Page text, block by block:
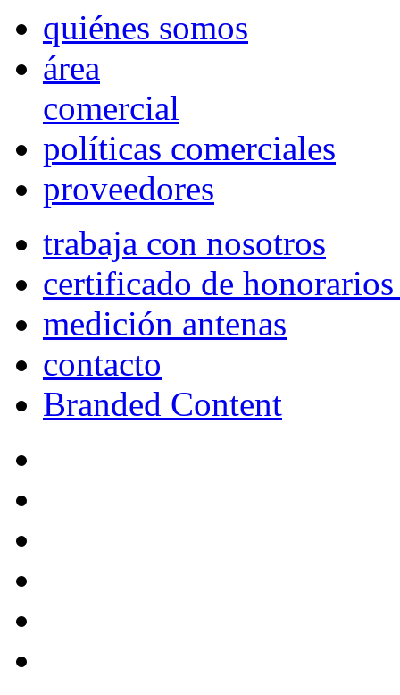
quiénes somos
área
comercial
políticas comerciales
proveedores
trabaja con nosotros
certificado de
medición antenas
contacto
Branded Content